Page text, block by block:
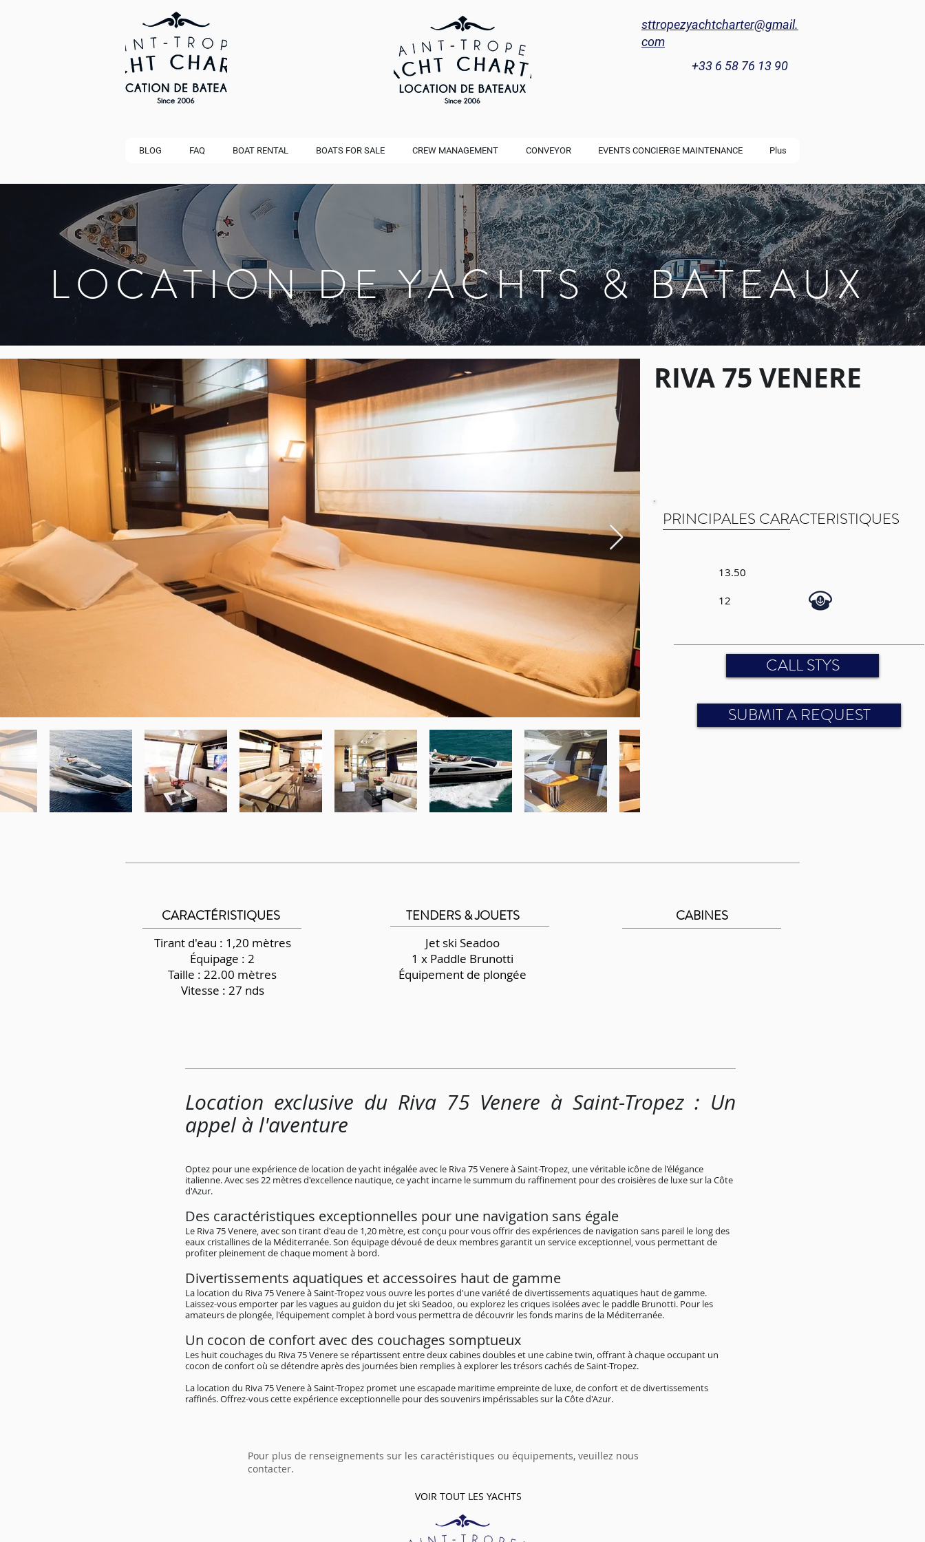
sttropezyachtcharter@gmail.
com
+33 6 58 76 13 90
BLOG FAQ BOAT RENTAL BOATS FOR SALE CREW MANAGEMENT CONVEYOR EVENTS CONCIERGE MAINTENANCE Plus
LOCATION DE YACHTS & BATEAUX
RIVA 75 VENERE
PRINCIPALES CARACTERISTIQUES
13.50
12
CALL STYS
SUBMIT A REQUEST
CARACTÉRISTIQUES
Tirant d'eau : 1,20 mètres
Équipage : 2
Taille : 22.00 mètres
Vitesse : 27 nds
TENDERS & JOUETS
Jet ski Seadoo
1 x Paddle Brunotti
Équipement de plongée
CABINES
Location exclusive du Riva 75 Venere à Saint-Tropez : Un
appel à l'aventure
Optez pour une expérience de location de yacht inégalée avec le Riva 75 Venere à Saint-Tropez, une véritable icône de l'élégance
italienne. Avec ses 22 mètres d'excellence nautique, ce yacht incarne le summum du raffinement pour des croisières de luxe sur la Côte
d'Azur.
Des caractéristiques exceptionnelles pour une navigation sans égale
Le Riva 75 Venere, avec son tirant d'eau de 1,20 mètre, est conçu pour vous offrir des expériences de navigation sans pareil le long des
eaux cristallines de la Méditerranée. Son équipage dévoué de deux membres garantit un service exceptionnel, vous permettant de
profiter pleinement de chaque moment à bord.
Divertissements aquatiques et accessoires haut de gamme
La location du Riva 75 Venere à Saint-Tropez vous ouvre les portes d'une variété de divertissements aquatiques haut de gamme.
Laissez-vous emporter par les vagues au guidon du jet ski Seadoo, ou explorez les criques isolées avec le paddle Brunotti. Pour les
amateurs de plongée, l'équipement complet à bord vous permettra de découvrir les fonds marins de la Méditerranée.
Un cocon de confort avec des couchages somptueux
Les huit couchages du Riva 75 Venere se répartissent entre deux cabines doubles et une cabine twin, offrant à chaque occupant un
cocon de confort où se détendre après des journées bien remplies à explorer les trésors cachés de Saint-Tropez.
La location du Riva 75 Venere à Saint-Tropez promet une escapade maritime empreinte de luxe, de confort et de divertissements
raffinés. Offrez-vous cette expérience exceptionnelle pour des souvenirs impérissables sur la Côte d'Azur.
Pour plus de renseignements sur les caractéristiques ou équipements, veuillez nous
contacter.
VOIR TOUT LES YACHTS